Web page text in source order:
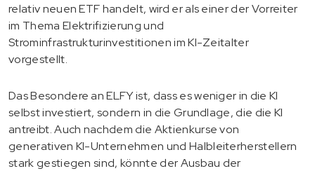
relativ neuen ETF handelt, wird er als einer der Vorreiter
im Thema Elektrifizierung und
Strominfrastrukturinvestitionen im KI-Zeitalter
vorgestellt.
Das Besondere an ELFY ist, dass es weniger in die KI
selbst investiert, sondern in die Grundlage, die die KI
antreibt. Auch nachdem die Aktienkurse von
generativen KI-Unternehmen und Halbleiterherstellern
stark gestiegen sind, könnte der Ausbau der